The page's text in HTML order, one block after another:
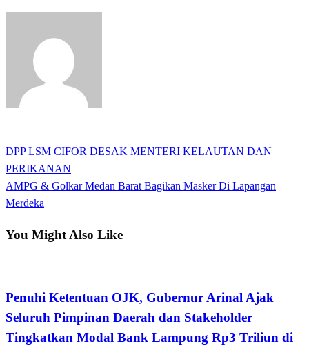
Navigasi
pos
Previous
Post
DPP LSM CIFOR DESAK MENTERI KELAUTAN DAN
PERIKANAN
Next
Post
AMPG & Golkar Medan Barat Bagikan Masker Di Lapangan
Merdeka
You Might Also Like
Penuhi Ketentuan OJK, Gubernur Arinal Ajak
Seluruh Pimpinan Daerah dan Stakeholder
Tingkatkan Modal Bank Lampung Rp3 Triliun di